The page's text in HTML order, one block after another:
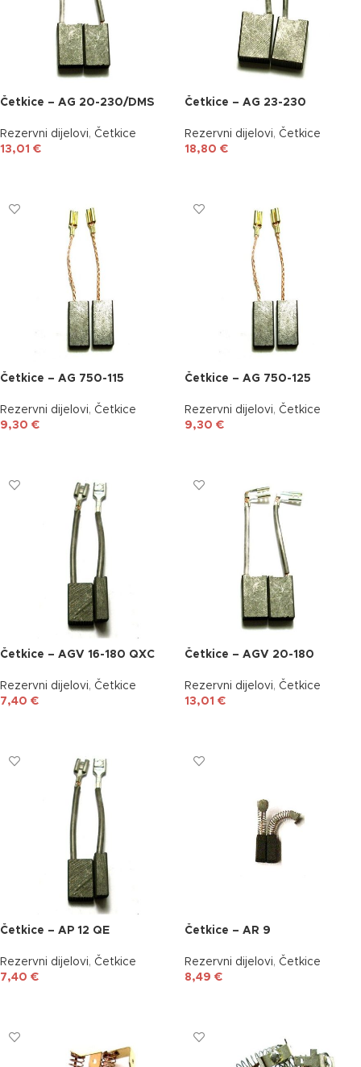
Četkice – AG 20-230/DMS
Rezervni dijelovi, Četkice
13,01 €
Četkice – AG 23-230
Rezervni dijelovi, Četkice
18,80 €
Četkice – AG 750-115
Rezervni dijelovi, Četkice
9,30 €
Četkice – AG 750-125
Rezervni dijelovi, Četkice
9,30 €
Četkice – AGV 16-180 QXC
Rezervni dijelovi, Četkice
7,40 €
Četkice – AGV 20-180
Rezervni dijelovi, Četkice
13,01 €
Četkice – AP 12 QE
Rezervni dijelovi, Četkice
7,40 €
Četkice – AR 9
Rezervni dijelovi, Četkice
8,49 €